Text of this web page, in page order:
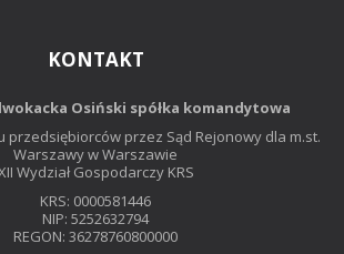
KONTAKT
Osiński spółka komandytowa
przez Sąd Rejonowy dla m.st.
Warszawy w Warszawie
Wydział Gospodarczy KRS
KRS: 0000581446
NIP: 5252632794
REGON: 36278760800000